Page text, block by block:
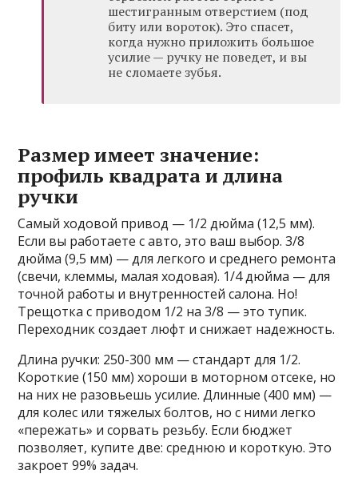
шестигранным отверстием (под
биту или вороток). Это спасет,
когда нужно приложить большое
усилие — ручку не поведет, и вы
не сломаете зубья.
Размер имеет значение:
профиль квадрата и длина
ручки
Самый ходовой привод — 1/2 дюйма (12,5 мм).
Если вы работаете с авто, это ваш выбор. 3/8
дюйма (9,5 мм) — для легкого и среднего ремонта
(свечи, клеммы, малая ходовая). 1/4 дюйма — для
точной работы и внутренностей салона. Но!
Трещотка с приводом 1/2 на 3/8 — это тупик.
Переходник создает люфт и снижает надежность.
Длина ручки: 250-300 мм — стандарт для 1/2.
Короткие (150 мм) хороши в моторном отсеке, но
на них не разовьешь усилие. Длинные (400 мм) —
для колес или тяжелых болтов, но с ними легко
«пережать» и сорвать резьбу. Если бюджет
позволяет, купите две: среднюю и короткую. Это
закроет 99% задач.